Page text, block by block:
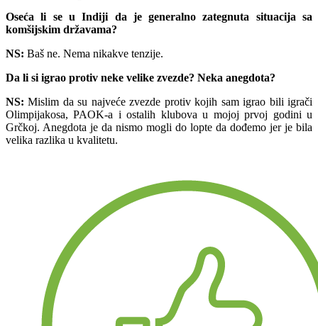
Oseća li se u Indiji da je generalno zategnuta situacija sa
komšijskim državama?
NS: Baš ne. Nema nikakve tenzije.
Da li si igrao protiv neke velike zvezde? Neka anegdota?
NS: Mislim da su najveće zvezde protiv kojih sam igrao bili igrači
Olimpijakosa, PAOK-a i ostalih klubova u mojoj prvoj godini u
Grčkoj. Anegdota je da nismo mogli do lopte da dođemo jer je bila
velika razlika u kvalitetu.